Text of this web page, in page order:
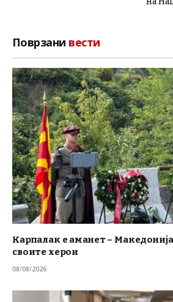
Поврзани вести
Карпалак е аманет –
своите херои
08/08/2026